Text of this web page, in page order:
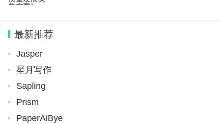
最新推荐
Jasper
星月写作
Sapling
Prism
PaperAiBye